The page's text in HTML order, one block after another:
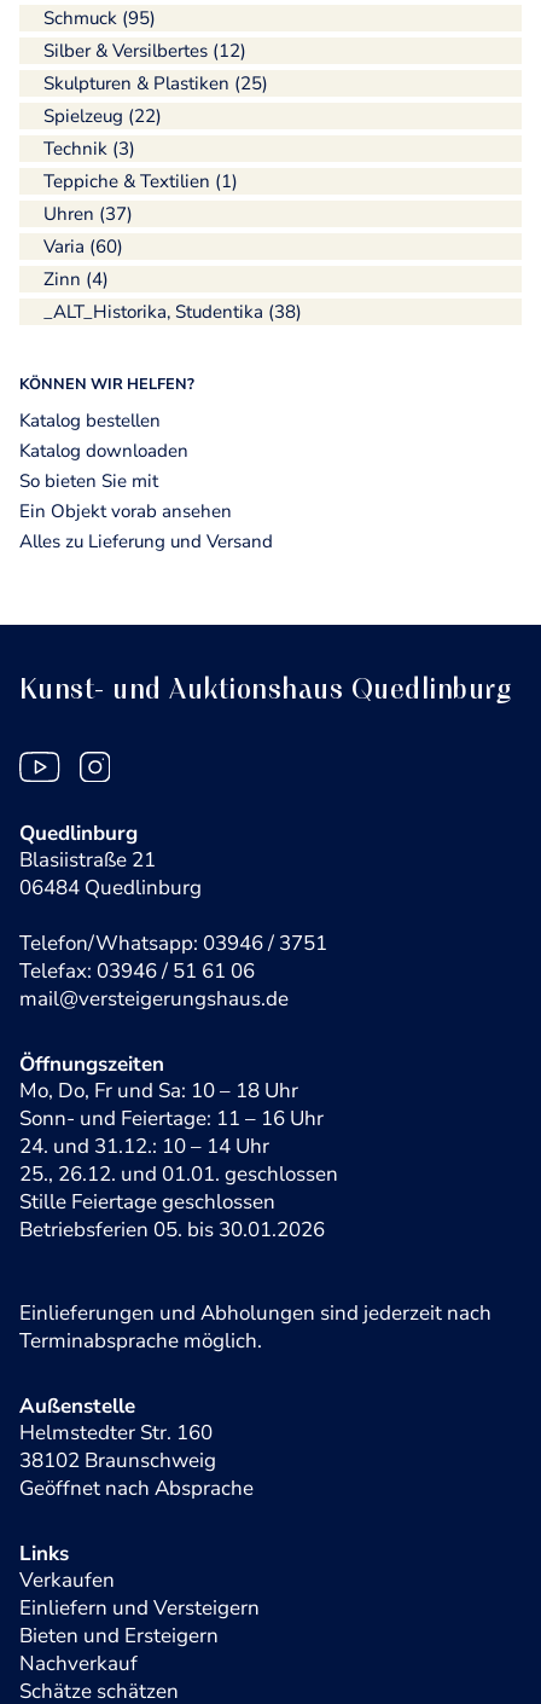
Schmuck (95)
Silber & Versilbertes (12)
Skulpturen & Plastiken (25)
Spielzeug (22)
Technik (3)
Teppiche & Textilien (1)
Uhren (37)
Varia (60)
Zinn (4)
_ALT_Historika, Studentika (38)
KÖNNEN WIR HELFEN?
Katalog bestellen
Katalog downloaden
So bieten Sie mit
Ein Objekt vorab ansehen
Alles zu Lieferung und Versand
Kunst- und Auktionshaus Quedlinburg
Quedlinburg
Blasiistraße 21
06484 Quedlinburg
Telefon/Whatsapp: 03946 / 3751
Telefax: 03946 / 51 61 06
mail@versteigerungshaus.de
Öffnungszeiten
Mo, Do, Fr und Sa: 10 – 18 Uhr
Sonn- und Feiertage: 11 – 16 Uhr
24. und 31.12.: 10 – 14 Uhr
25., 26.12. und 01.01. geschlossen
Stille Feiertage geschlossen
Betriebsferien 05. bis 30.01.2026
Einlieferungen und Abholungen sind jederzeit nach
Terminabsprache möglich.
Außenstelle
Helmstedter Str. 160
38102 Braunschweig
Geöffnet nach Absprache
Links
Verkaufen
Einliefern und Versteigern
Bieten und Ersteigern
Nachverkauf
Schätze schätzen